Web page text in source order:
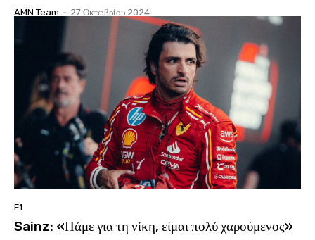
AMN Team - 27 Οκτωβρίου 2024
F1
Sainz: «Πάμε για τη νίκη, είμαι πολύ χαρούμενος»